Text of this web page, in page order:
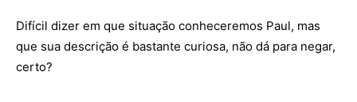
Difícil dizer em que situação conheceremos Paul, mas
que sua descrição é bastante curiosa, não dá para negar,
certo?